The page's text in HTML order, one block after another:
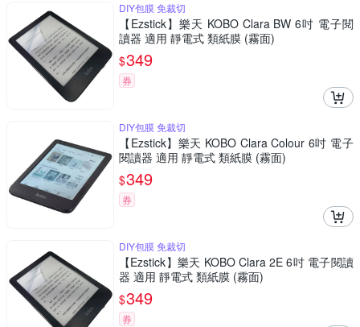
DIY包膜 免裁切
【Ezstick】樂天 KOBO Clara BW 6吋 電子閱
讀器 適用 靜電式 類紙膜 (霧面)
$349
券
DIY包膜 免裁切
【Ezstick】樂天 KOBO Clara Colour 6吋 電子
閱讀器 適用 靜電式 類紙膜 (霧面)
$349
券
DIY包膜 免裁切
【Ezstick】樂天 KOBO Clara 2E 6吋 電子閱讀
器 適用 靜電式 類紙膜 (霧面)
$349
券